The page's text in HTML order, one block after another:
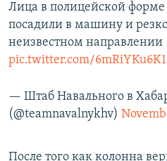
Лица в полицейской форме
посадили в машину и
неизвестном направлении
pic.twitter.com/6mRiYKu6K1
— Штаб Навального в
(@teamnavalnykhv)
После того как колонна